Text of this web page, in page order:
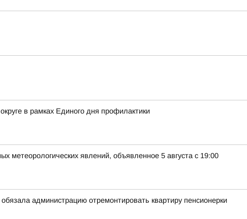
в рамках Единого дня профилактики
метеорологических явлений, объявленное 5 августа с 19:00
администрацию отремонтировать квартиру пенсионерки